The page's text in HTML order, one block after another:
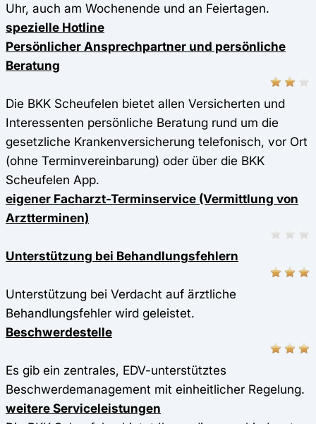
Uhr, auch am Wochenende und an Feiertagen.
spezielle Hotline
Persönlicher Ansprechpartner und persönliche
Beratung
Die BKK Scheufelen bietet allen Versicherten und
Interessenten persönliche Beratung rund um die
gesetzliche Krankenversicherung telefonisch, vor Ort
(ohne Terminvereinbarung) oder über die BKK
Scheufelen App.
eigener Facharzt-Terminservice (Vermittlung von
Arztterminen)
Unterstützung bei Behandlungsfehlern
Unterstützung bei Verdacht auf ärztliche
Behandlungsfehler wird geleistet.
Beschwerdestelle
Es gib ein zentrales, EDV-unterstütztes
Beschwerdemanagement mit einheitlicher Regelung.
weitere Serviceleistungen